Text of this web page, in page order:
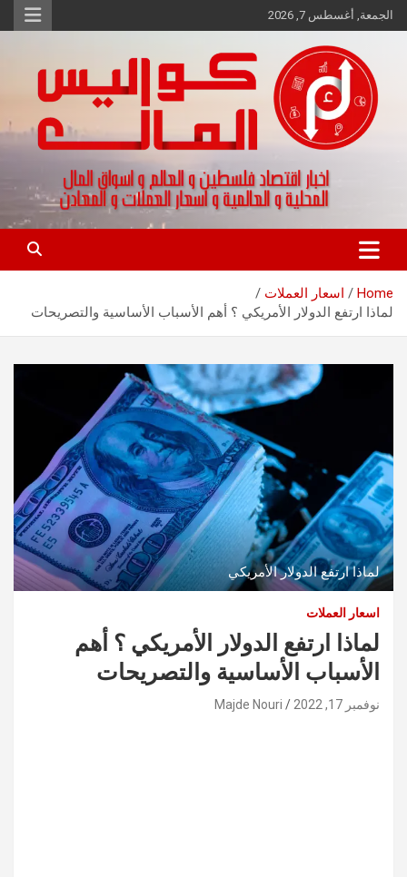
Skip
to
الجمعة, أغسطس 7, 2026
كواليس المال
اخبار اقتصاد فلسطين و العالم و تقارير اسواق المال و العملات
Home
اسعار العملات
لماذا ارتفع الدولار الأمريكي ؟ أهم الأسباب الأساسية والتصريحات
لماذا ارتفع الدولار الأمريكي
اسعار العملات
لماذا ارتفع الدولار الأمريكي ؟ أهم
الأسباب الأساسية والتصريحات
نوفمبر 17, 2022 Majde Nouri